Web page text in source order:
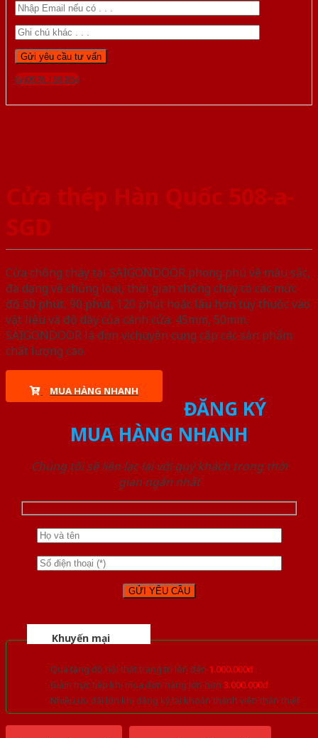
Gọi 0976.169.864
Cửa thép Hàn Quốc 508-a-
SGD
Cửa chống cháy tại SAIGONDOOR phong phú về màu sắc,
đa dạng về chủng loại, thời gian chống cháy có các mức
độ 60 phút, 90 phút, 120 phút hoặc lâu hơn tùy thuộc vào
vật liệu và độ dày của cánh cửa: 45mm, 50mm.
SAIGONDOOR là đơn vị chuyên cung cấp các sản phẩm
chất lượng cao.
MUA HÀNG NHANH
ĐĂNG KÝ
MUA HÀNG NHANH
Chúng tôi sẽ liên lạc lại với quý khách trong thời
gian ngắn nhất
Khuyến mại
Quà tặng đồ nội thất trang trí lên đến 1.000.000đ
Giảm trực tiếp khi mua đơn hàng lớn hơn 3.000.000đ
Nhiều ưu đãi lớn khi đăng ký tài khoản thành viên thân thiết